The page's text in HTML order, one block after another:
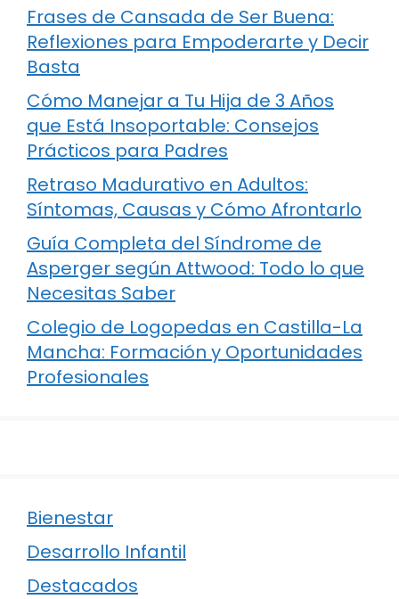
Frases de Cansada de Ser Buena:
Reflexiones para Empoderarte y Decir
Basta
Cómo Manejar a Tu Hija de 3 Años
que Está Insoportable: Consejos
Prácticos para Padres
Retraso Madurativo en Adultos:
Síntomas, Causas y Cómo Afrontarlo
Guía Completa del Síndrome de
Asperger según Attwood: Todo lo que
Necesitas Saber
Colegio de Logopedas en Castilla-La
Mancha: Formación y Oportunidades
Profesionales
Bienestar
Desarrollo Infantil
Destacados